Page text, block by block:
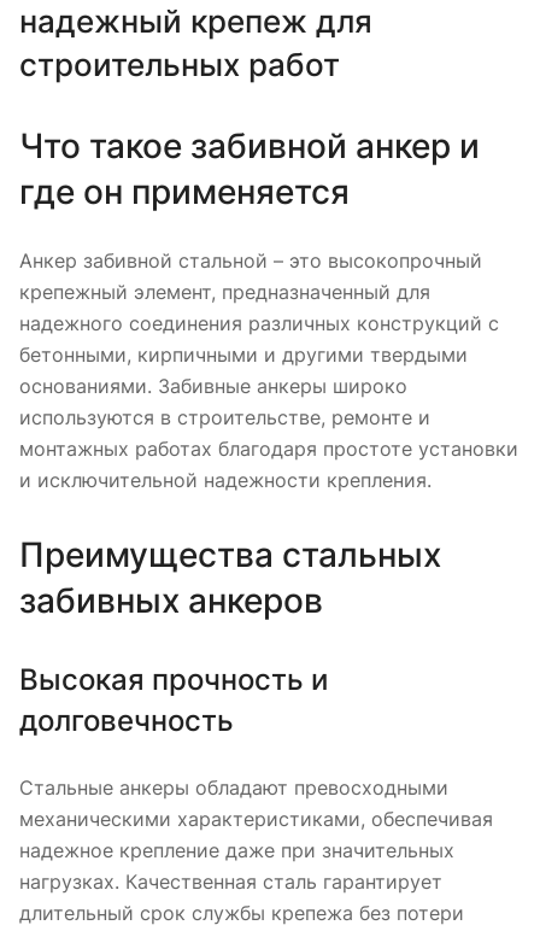
надежный крепеж для
строительных работ
Что такое забивной анкер и
где он применяется
Анкер забивной стальной – это высокопрочный
крепежный элемент, предназначенный для
надежного соединения различных конструкций с
бетонными, кирпичными и другими твердыми
основаниями. Забивные анкеры широко
используются в строительстве, ремонте и
монтажных работах благодаря простоте установки
и исключительной надежности крепления.
Преимущества стальных
забивных анкеров
Высокая прочность и
долговечность
Стальные анкеры обладают превосходными
механическими характеристиками, обеспечивая
надежное крепление даже при значительных
нагрузках. Качественная сталь гарантирует
длительный срок службы крепежа без потери